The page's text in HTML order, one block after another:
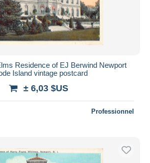
Residence of EJ Berwind Newport
Island vintage postcard
± 6,03 $US
Professionnel